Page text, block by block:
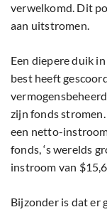
verwelkomd. Dit
aan uitstromen.
Een diepere duik
best heeft
zijn fonds
een netto-instroom
fonds, ‘s werelds
instroom van
Bijzonder is dat er